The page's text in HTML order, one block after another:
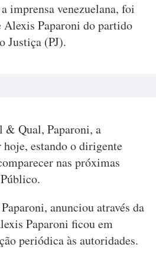
imprensa venezuelana, foi
Paparoni do partido
Justiça (PJ).
& Qual, Paparoni, a
estando o dirigente
nas próximas
anunciou através da
Paparoni ficou em
periódica às autoridades.